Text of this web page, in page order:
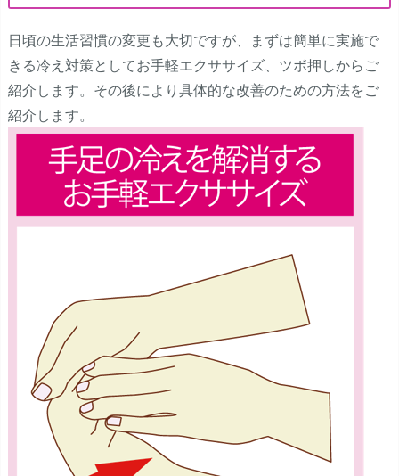
日頃の生活習慣の変更も大切ですが、まずは簡単に実施で
きる冷え対策としてお手軽エクササイズ、ツボ押しからご
紹介します。その後により具体的な改善のための方法をご
紹介します。